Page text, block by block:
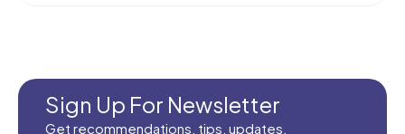
Sign Up For Newsletter
Get recommendations, tips, updates,